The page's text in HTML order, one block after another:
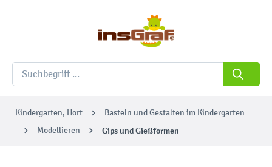
Kindergarten, Hort
Basteln und Gestalten im Kindergarten
Modellieren
Gips und Gießformen